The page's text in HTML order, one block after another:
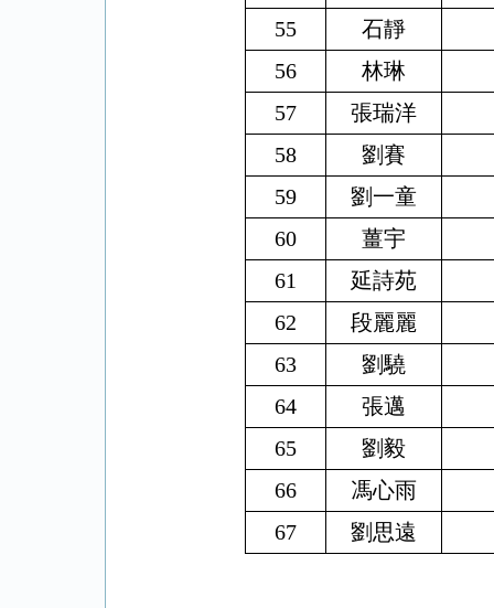
55
石靜
56
林琳
57
張瑞洋
58
劉賽
59
劉一童
60
薑宇
61
延詩苑
62
段麗麗
63
劉驍
64
張邁
65
劉毅
66
馮心雨
67
劉思遠